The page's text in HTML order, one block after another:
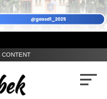
CONTENT